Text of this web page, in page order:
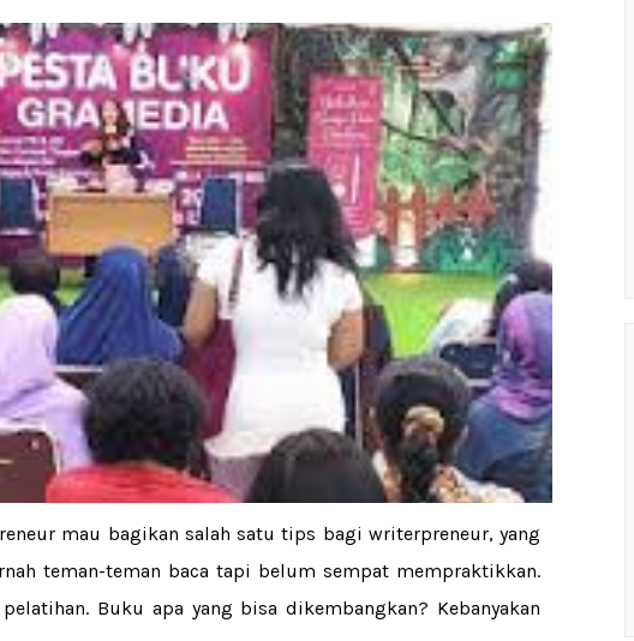
mau bagikan salah satu tips bagi writerpreneur, yang
teman-teman baca tapi belum sempat mempraktikkan.
Buku apa yang bisa dikembangkan? Kebanyakan